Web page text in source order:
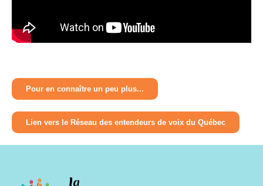
Pour en connaître un peu plus...
Lien vers le Réseau des entendeurs de voix du Québec